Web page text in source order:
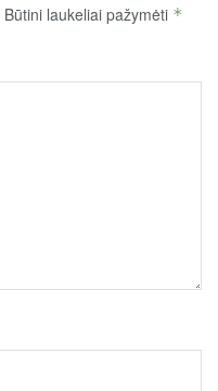
Būtini laukeliai pažymėti *